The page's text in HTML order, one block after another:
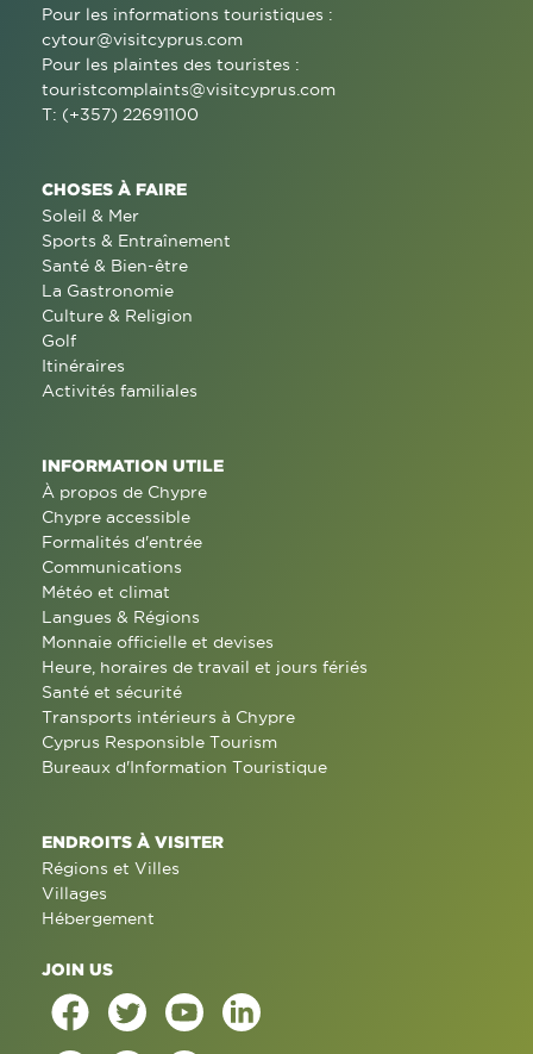
Pour les informations touristiques :
cytour@visitcyprus.com
Pour les plaintes des touristes :
touristcomplaints@visitcyprus.com
T: (+357) 22691100
CHOSES À FAIRE
Soleil & Mer
Sports & Entraînement
Santé & Bien-être
La Gastronomie
Culture & Religion
Golf
Itinéraires
Activités familiales
INFORMATION UTILE
À propos de Chypre
Chypre accessible
Formalités d'entrée
Communications
Météo et climat
Langues & Régions
Monnaie officielle et devises
Heure, horaires de travail et jours fériés
Santé et sécurité
Transports intérieurs à Chypre
Cyprus Responsible Tourism
Bureaux d'Information Touristique
ENDROITS À VISITER
Régions et Villes
Villages
Hébergement
JOIN US